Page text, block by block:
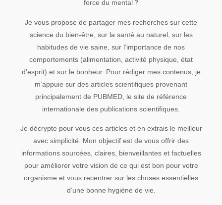
force du mental ?
Je vous propose de partager mes recherches sur cette
science du bien-être, sur la santé au naturel, sur les
habitudes de vie saine, sur l’importance de nos
comportements (alimentation, activité physique, état
d’esprit) et sur le bonheur. Pour rédiger mes contenus, je
m’appuie sur des articles scientifiques provenant
principalement de PUBMED, le site de référence
internationale des publications scientifiques.
Je décrypte pour vous ces articles et en extrais le meilleur
avec simplicité. Mon objectif est de vous offrir des
informations sourcées, claires, bienveillantes et factuelles
pour améliorer votre vision de ce qui est bon pour votre
organisme et vous recentrer sur les choses essentielles
d’une bonne hygiène de vie.